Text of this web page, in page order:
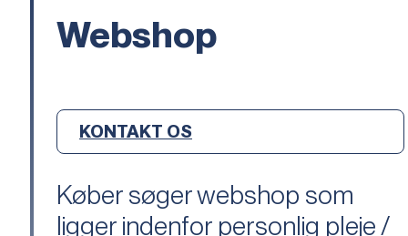
Webshop
KONTAKT OS
Køber søger webshop som
ligger indenfor personlig pleje /